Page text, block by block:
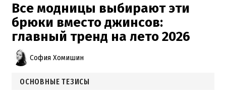
Все модницы выбирают эти
брюки вместо джинсов:
главный тренд на лето 2026
София Хомишин
ОСНОВНЫЕ ТЕЗИСЫ